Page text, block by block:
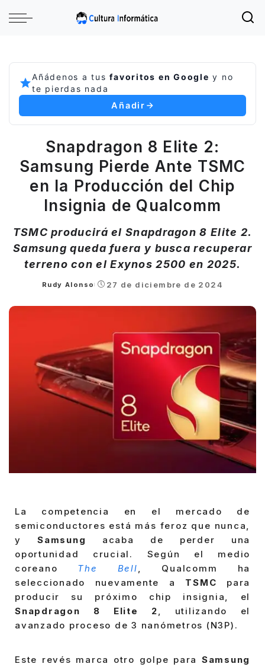
Añádenos a tusfavoritos en Google y no
te pierdas nada
Añadir
Snapdragon 8 Elite 2:
Samsung Pierde Ante TSMC
en la Producción del Chip
Insignia de Qualcomm
TSMC producirá el Snapdragon 8 Elite 2.
Samsung queda fuera y busca recuperar
terreno con el Exynos 2500 en 2025.
Posted
Rudy Alonso 27 de diciembre de 2024
La competencia en el mercado de
semiconductores está más feroz que nunca,
ySamsung
acaba de perder una
oportunidad crucial. Según el medio
coreano The Bell, Qualcomm ha
seleccionado nuevamente a TSMC para
producir su próximo chip insignia, el
Snapdragon 8 Elite 2, utilizando el
avanzado proceso de 3 nanómetros (N3P).
Este revés marca otro golpe para Samsung